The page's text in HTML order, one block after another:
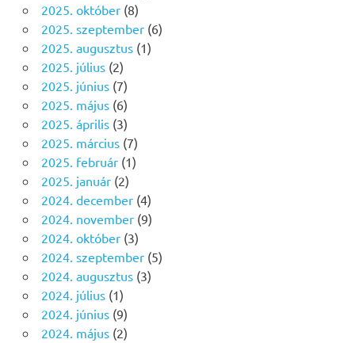
2025. október(8)
2025. szeptember(6)
2025. augusztus(1)
2025. július(2)
2025. június(7)
2025. május(6)
2025. április(3)
2025. március(7)
2025. február(1)
2025. január(2)
2024. december(4)
2024. november(9)
2024. október(3)
2024. szeptember(5)
2024. augusztus(3)
2024. július(1)
2024. június(9)
2024. május(2)